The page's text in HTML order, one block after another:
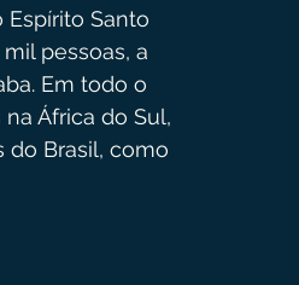
Espírito Santo
pessoas, a
Em todo o
África do Sul,
do Brasil, como